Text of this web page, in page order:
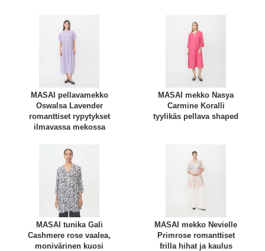
MASAI pellavamekko
Oswalsa Lavender
romanttiset rypytykset
ilmavassa mekossa
MASAI mekko Nasya
Carmine Koralli
tyylikäs pellava shaped
MASAI tunika Gali
Cashmere rose vaalea,
monivärinen kuosi
MASAI mekko Nevielle
Primrose romanttiset
frilla hihat ja kaulus